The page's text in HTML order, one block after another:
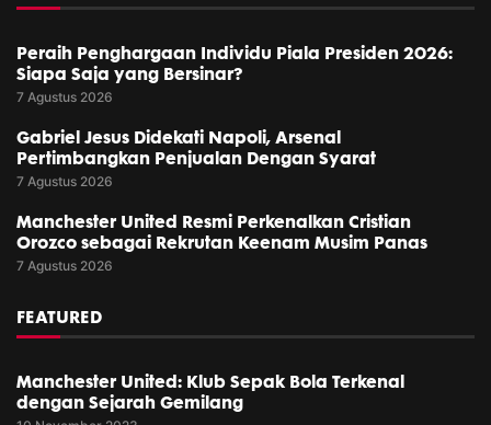
Peraih Penghargaan Individu Piala Presiden 2026:
Siapa Saja yang Bersinar?
7 Agustus 2026
Gabriel Jesus Didekati Napoli, Arsenal
Pertimbangkan Penjualan Dengan Syarat
7 Agustus 2026
Manchester United Resmi Perkenalkan Cristian
Orozco sebagai Rekrutan Keenam Musim Panas
7 Agustus 2026
FEATURED
Manchester United: Klub Sepak Bola Terkenal
dengan Sejarah Gemilang